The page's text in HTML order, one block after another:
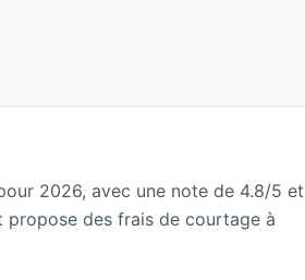
2026, avec une note de 4.8/5 et
propose des frais de courtage à